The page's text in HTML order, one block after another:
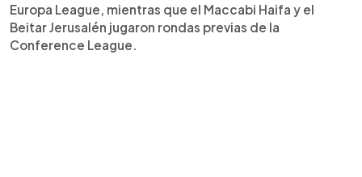
Europa League, mientras que el Maccabi Haifa y el
Beitar Jerusalén jugaron rondas previas de la
Conference League.